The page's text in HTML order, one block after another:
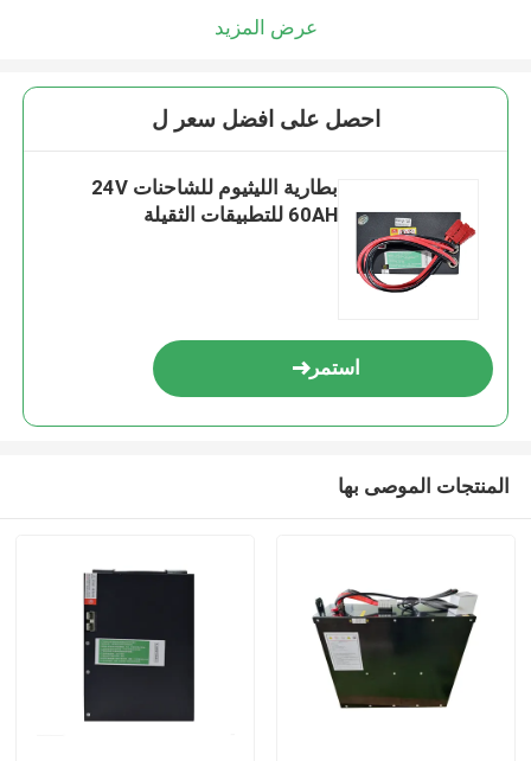
عرض المزيد
احصل على افضل سعر ل
بطارية الليثيوم للشاحنات 24V
60AH للتطبيقات الثقيلة
استمر
المنتجات الموصى بها